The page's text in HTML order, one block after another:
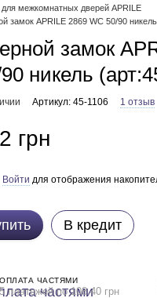
межкомнатных дверей APRILE
замок APRILE 2869 WC 50/90 никель
замок
никель
Артикул: 45-1106 1 отзыв
грн
Войти для отображения
В кредит
ОПЛАТА ЧАСТЯМИ
5 платежей по 108.40 грн